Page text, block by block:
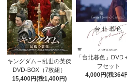
キングダム～乱世の英傑
DVD-BOX（7枚組）
15,400円(税1,400円)
「台北暮色」DVD
フセット
4,000円(税364